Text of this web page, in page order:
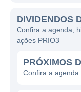
DIVIDENDOS
Confira a agenda,
ações PRIO3
PRÓXIMOS
Confira a agenda